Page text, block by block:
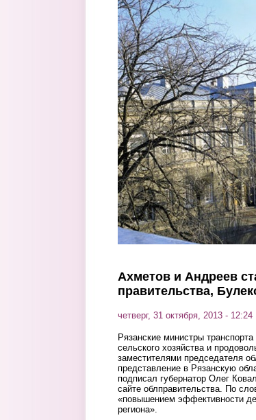
Перейти к основному содержанию
Ахметов и Андреев
правительства,
четверг, 31 октября, 2013 - 12:24
Рязанские министры
сельского хозяйства и
заместителями председателя
представление в Рязанскую
подписал губернатор Олег
сайте облправительства. По
«повышением эффективности
региона».